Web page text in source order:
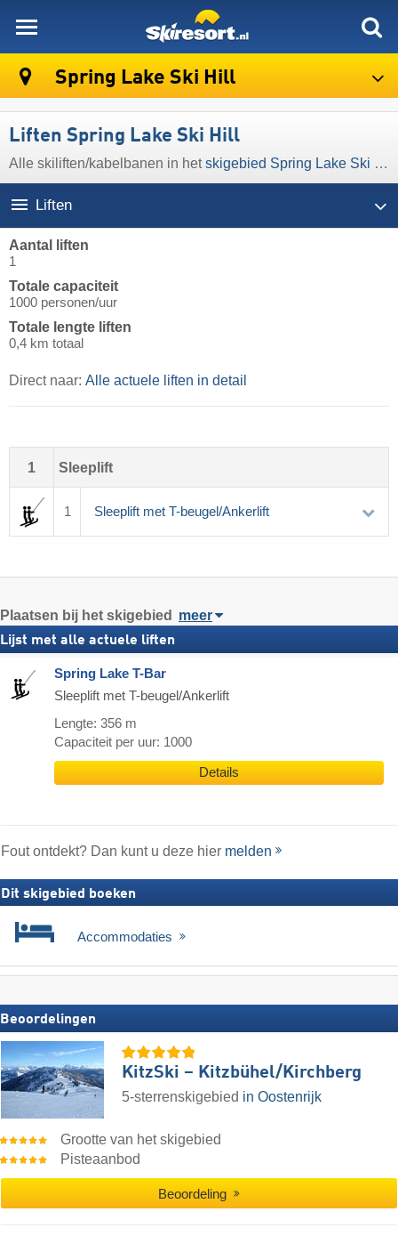
Spring Lake Ski Hill
Liften Spring Lake Ski Hill
Alle skiliften/kabelbanen in hetskigebied Spring Lake Ski Hill
Liften
Aantal liften
1
Totale capaciteit
1000 personen/uur
Totale lengte liften
0,4 km totaal
Direct naar: Alle actuele liften in detail
1 Sleeplift
1 Sleeplift met T-beugel/Ankerlift
Plaatsen bij het skigebied meer
Lijst met alle actuele liften
Spring Lake T-Bar
Sleeplift met T-beugel/Ankerlift
Lengte: 356 m
Capaciteit per uur: 1000
Details
Fout ontdekt? Dan kunt u deze hier melden
Dit skigebied boeken
Accommodaties
Beoordelingen
KitzSki – Kitzbühel/​Kirchberg
5-sterrenskigebied in Oostenrijk
Grootte van het skigebied
Pisteaanbod
Beoordeling